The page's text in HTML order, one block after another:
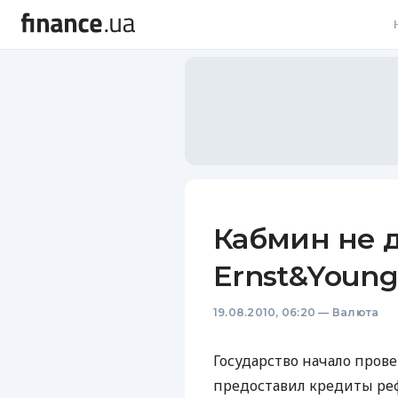
Кабмин не
Ernst&Young
19.08.2010, 06:20 — Валюта
Государство начало
предоставил кредиты